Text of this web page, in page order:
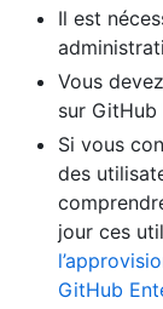
Il est
Vous
sur GitHub
Si vous
des
jour ces
GitHub